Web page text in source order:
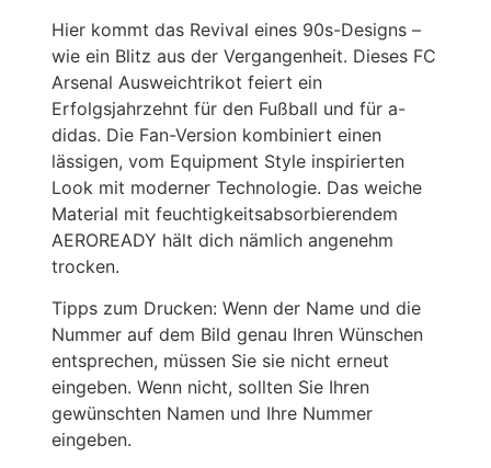
Hier kommt das Revival eines 90s-Designs –
wie ein Blitz aus der Vergangenheit. Dieses FC
Arsenal Ausweichtrikot feiert ein
Erfolgsjahrzehnt für den Fußball und für a-
didas. Die Fan-Version kombiniert einen
lässigen, vom Equipment Style inspirierten
Look mit moderner Technologie. Das weiche
Material mit feuchtigkeitsabsorbierendem
AEROREADY hält dich nämlich angenehm
trocken.
Tipps zum Drucken: Wenn der Name und die
Nummer auf dem Bild genau Ihren Wünschen
entsprechen, müssen Sie sie nicht erneut
eingeben. Wenn nicht, sollten Sie Ihren
gewünschten Namen und Ihre Nummer
eingeben.